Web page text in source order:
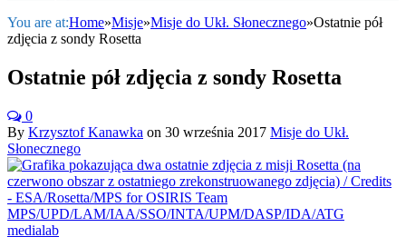
You are at:Home»Misje»Misje do Ukł. Słonecznego»Ostatnie pół
zdjęcia z sondy Rosetta
Ostatnie pół zdjęcia z sondy Rosetta
0
By Krzysztof Kanawka on 30 września 2017 Misje do Ukł.
Słonecznego